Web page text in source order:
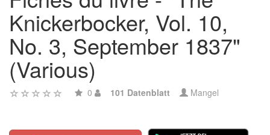
Knickerbocker, Vol. 10,
No. 3, September 1837"
(Various)
0 101 Datenblatt Mangel